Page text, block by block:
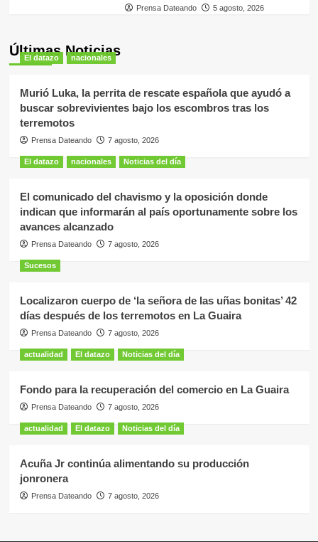
Prensa Dateando 5 agosto, 2026
Últimas Noticias
El datazo nacionales
Murió Luka, la perrita de rescate española que ayudó a
buscar sobrevivientes bajo los escombros tras los
terremotos
Prensa Dateando 7 agosto, 2026
El datazo nacionales Noticias del día
El comunicado del chavismo y la oposición donde
indican que informarán al país oportunamente sobre los
avances alcanzado
Prensa Dateando 7 agosto, 2026
Sucesos
Localizaron cuerpo de ‘la señora de las uñas bonitas’ 42
días después de los terremotos en La Guaira
Prensa Dateando 7 agosto, 2026
actualidad El datazo Noticias del día
Fondo para la recuperación del comercio en La Guaira
Prensa Dateando 7 agosto, 2026
actualidad El datazo Noticias del día
Acuña Jr continúa alimentando su producción
jonronera
Prensa Dateando 7 agosto, 2026